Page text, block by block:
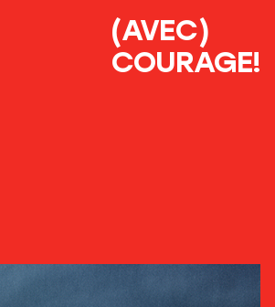
(AVEC)
COURAGE!